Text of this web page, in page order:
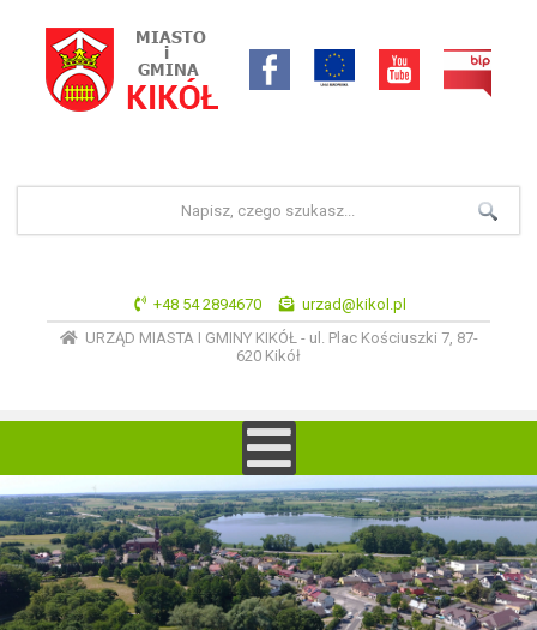
+48 54 2894670
urzad@kikol.pl
URZĄD MIASTA I GMINY KIKÓŁ - ul. Plac Kościuszki 7, 87-
620 Kikół